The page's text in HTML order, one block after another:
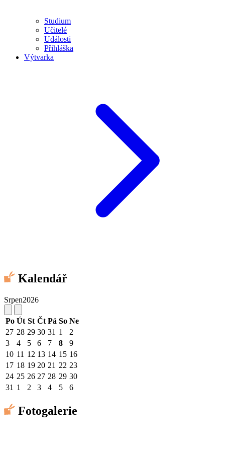
Studium
Učitelé
Události
Přihláška
Výtvarka
Kalendář
Srpen2026
Po Út St Čt Pá So Ne
27 28 29 30 31 1
2
3
4 5 6 7 8
9
10 11 12 13 14 15 16
17 18 19 20 21 22 23
24 25 26 27 28 29 30
31 1 2 3 4 5 6
Fotogalerie